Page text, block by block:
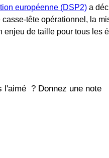
européenne (DSP2) a
tête opérationnel, la
enjeu de taille pour tous les
l'aimé ? Donnez une note